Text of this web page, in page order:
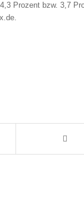
Prozent bzw. 3,7